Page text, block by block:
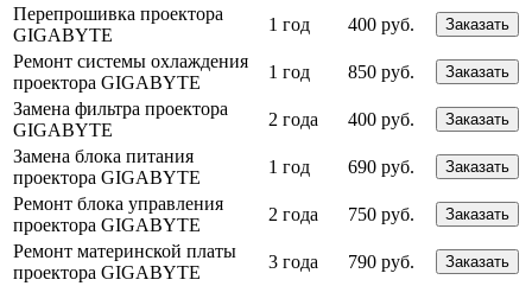
Перепрошивка проектора
GIGABYTE
1 год 400 руб. Заказать
Ремонт системы охлаждения
проектора GIGABYTE
1 год 850 руб. Заказать
Замена фильтра проектора
GIGABYTE
2 года 400 руб. Заказать
Замена блока питания
проектора GIGABYTE
1 год 690 руб. Заказать
Ремонт блока управления
проектора GIGABYTE
2 года 750 руб. Заказать
Ремонт материнской платы
проектора GIGABYTE
3 года 790 руб. Заказать